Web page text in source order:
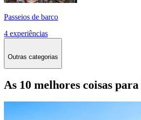
Passeios de barco
4 experiências
Outras categorias
As 10 melhores coisas